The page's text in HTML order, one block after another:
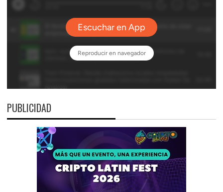
PUBLICIDAD